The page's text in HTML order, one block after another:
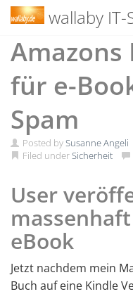
Skip
wallaby IT-
Amazons
für e-
Spam
Posted bySusanne Angeli
Filed underSicherheit
User
eBook
Jetzt nachdem mein
Buch auf eine Kindle